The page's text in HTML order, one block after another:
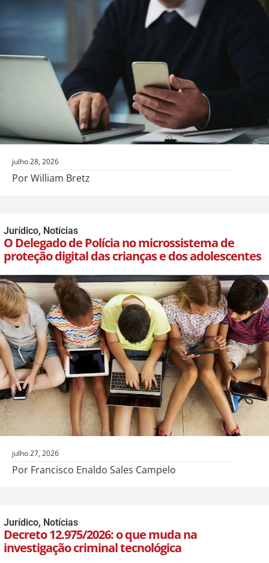
julho 28, 2026
Por William Bretz
Jurídico, Notícias
O Delegado de Polícia no microssistema de
proteção digital das crianças e dos adolescentes
julho 27, 2026
Por Francisco Enaldo Sales Campelo
Jurídico, Notícias
Decreto 12.975/2026: o que muda na
investigação criminal tecnológica